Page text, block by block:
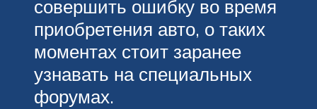
совершить ошибку во время
приобретения авто, о таких
моментах стоит заранее
узнавать на специальных
форумах.